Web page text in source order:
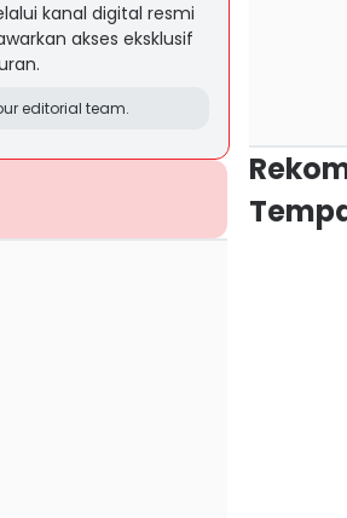
kanal digital resmi
akses eksklusif
editorial team.